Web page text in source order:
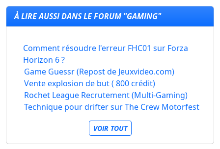
À LIRE AUSSI DANS LE FORUM "GAMING"
Comment résoudre l'erreur FHC01 sur Forza
Horizon 6 ?
Game Guessr (Repost de Jeuxvideo.com)
Vente explosion de but ( 800 crédit)
Rochet League Recrutement (Multi-Gaming)
Technique pour drifter sur The Crew Motorfest
VOIR TOUT